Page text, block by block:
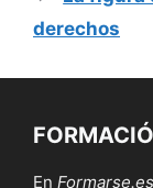
derechos
En Formarse.es